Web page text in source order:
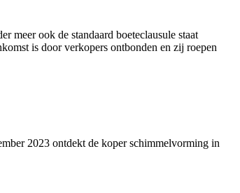
meer ook de standaard boeteclausule staat
is door verkopers ontbonden en zij roepen
2023 ontdekt de koper schimmelvorming in